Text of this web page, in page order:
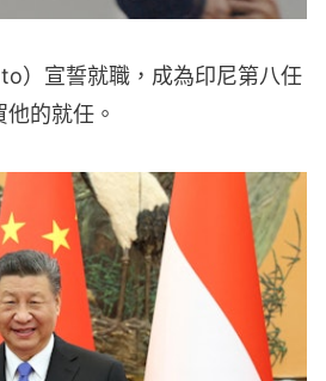
）宣誓就職，成為印尼第八任
的就任。